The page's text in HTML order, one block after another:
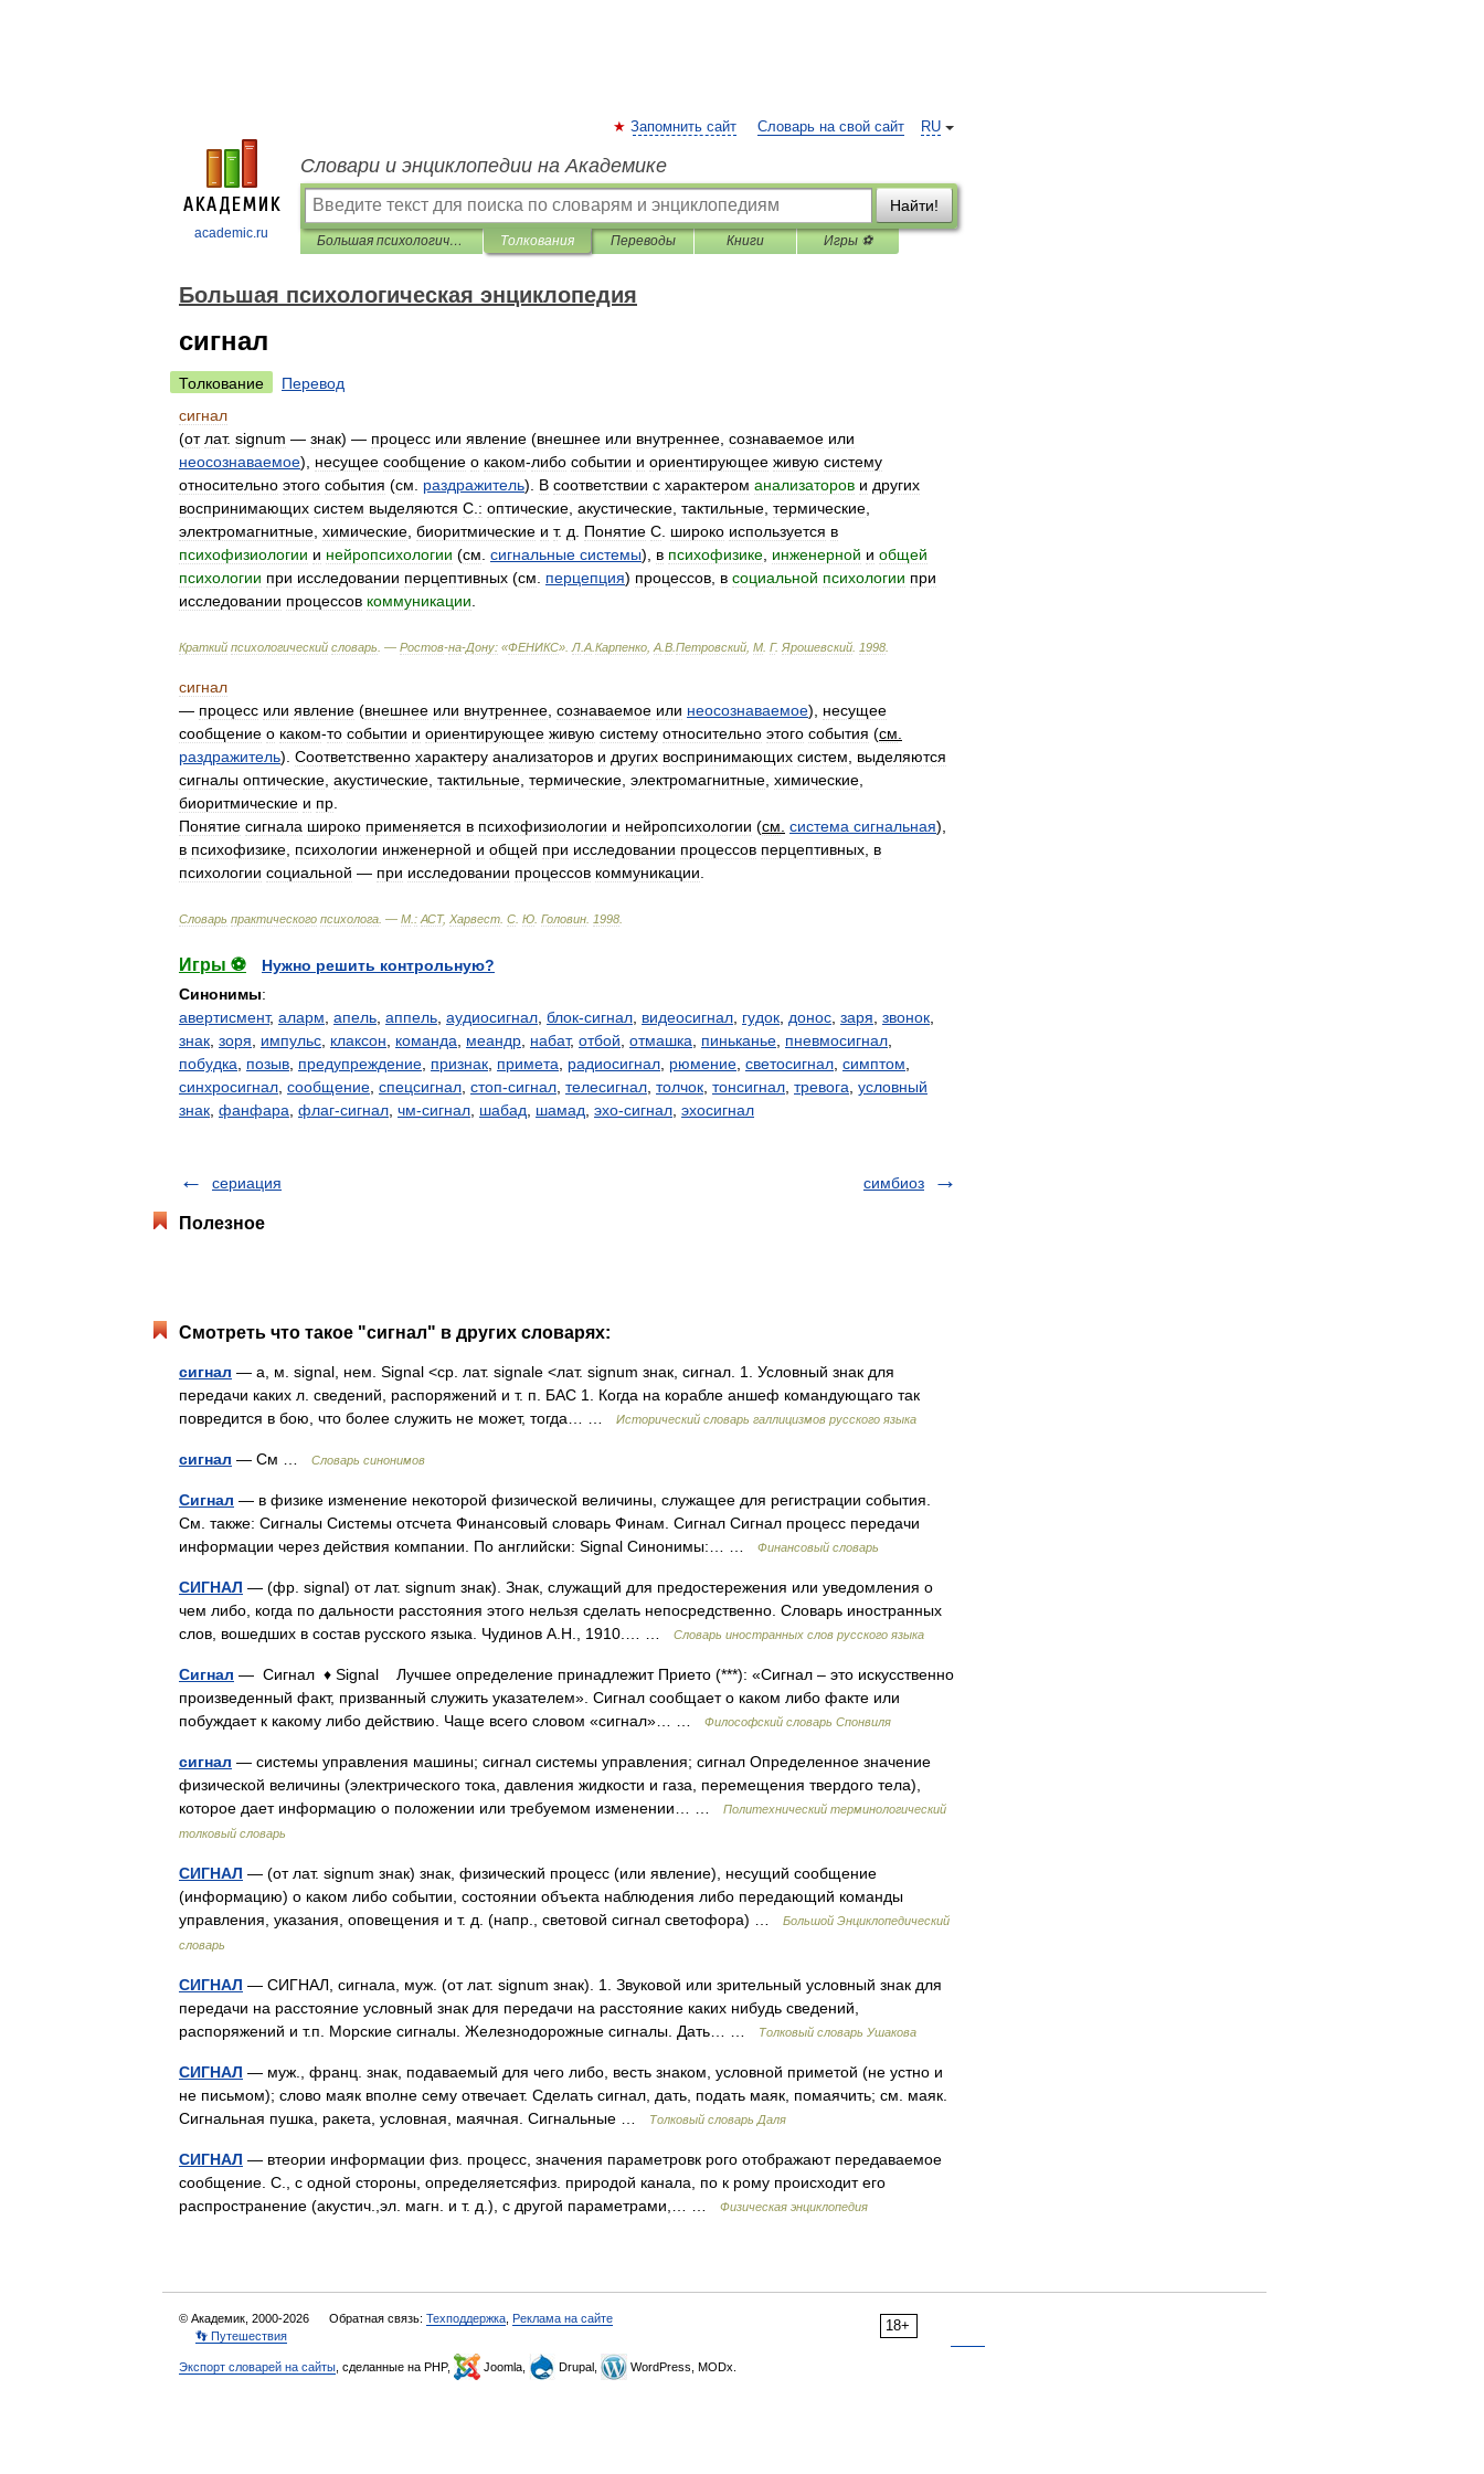
academic.ru
RU
Запомнить сайт Словарь на свой сайт
Словари и энциклопедии на Академике
Найти!
Большая психологическая энциклопедия Толкования Переводы Книги Игры ⚽
Большая психологическая энциклопедия
сигнал
Толкование
Перевод
сигнал
(от лат. signum — знак) — процесс или явление (внешнее или внутреннее сознаваемое или
неосознаваемое), несущее сообщение о каком-либо событии и ориентирующее живую систему
относительно этого события (см раздражитель). В соответствии с характером анализаторов и других
воспринимающих систем выделяются С : оптические акустические тактильные термические
электромагнитные химические биоритмические и т. д Понятие С широко используется в
психофизиологии и нейропсихологии (см сигнальные системы), в психофизике инженерной и общей
психологии при исследовании перцептивных (см перцепция) процессов в социальной психологии при
исследовании процессов коммуникации
Краткий психологический словарь . — Ростов-на-Дону: «ФЕНИКС» Л А Карпенко А В Петровский М Г. Ярошевский 1998
сигнал
— процесс или явление (внешнее или внутреннее сознаваемое или неосознаваемое), несущее
сообщение о каком-то событии и ориентирующее живую систему относительно этого события (см
раздражитель). Соответственно характеру анализаторов и других воспринимающих систем
выделяются
сигналы оптические акустические тактильные термические электромагнитные химические
биоритмические и пр
Понятие сигнала широко применяется в психофизиологии и нейропсихологии (см система сигнальная),
в психофизике психологии инженерной и общей при исследовании процессов перцептивных в
психологии социальной — при исследовании процессов коммуникации
Словарь практического психолога . — М : АСТ, Харвест С Ю Головин 1998
Игры ⚽
Нужно решить контрольную?
Синонимы:
авертисмент, аларм апель аппель аудиосигнал блок-сигнал видеосигнал гудок донос заря звонок
знак зоря импульс клаксон команда меандр набат, отбой отмашка пиньканье пневмосигнал
побудка
позыв предупреждение признак примета радиосигнал рюмение светосигнал симптом
синхросигнал сообщение спецсигнал стоп-сигнал телесигнал толчок тонсигнал тревога условный
знак фанфара флаг-сигнал чм-сигнал шабад шамад эхо-сигнал эхосигнал
сериация симбиоз
Полезное
Смотреть что такое "сигнал" в других словарях:
сигнал — а, м. signal, нем. Signal <ср. лат. signale <лат. signum знак, сигнал. 1. Условный знак для
передачи каких л. сведений, распоряжений и т. п. БАС 1. Когда на корабле аншеф командующаго так
повредится в бою, что более служить не может, тогда… …
Исторический словарь галлицизмов русского языка
сигнал — См … Словарь синонимов
Сигнал — в физике изменение некоторой физической величины, служащее для регистрации события.
См. также: Сигналы Системы отсчета Финансовый словарь Финам. Сигнал Сигнал процесс передачи
информации через действия компании. По английски: Signal Синонимы:… …
Финансовый словарь
СИГНАЛ — (фр. signal) от лат. signum знак). Знак, служащий для предостережения или уведомления о
чем либо, когда по дальности расстояния этого нельзя сделать непосредственно. Словарь иностранных
слов, вошедших в состав русского языка. Чудинов А.Н., 1910.… …
Словарь иностранных слов русского языка
Сигнал — Сигнал ♦ Signal Лучшее определение принадлежит Прието (***): «Сигнал – это искусственно
произведенный факт, призванный служить указателем». Сигнал сообщает о каком либо факте или
побуждает к какому либо действию. Чаще всего словом «сигнал»… …
Философский словарь Спонвиля
сигнал — системы управления машины; сигнал системы управления; сигнал Определенное значение
физической величины (электрического тока, давления жидкости и газа, перемещения твердого тела),
которое дает информацию о положении или требуемом изменении… …
Политехнический терминологический
толковый словарь
СИГНАЛ — (от лат. signum знак) знак, физический процесс (или явление), несущий сообщение
(информацию) о каком либо событии, состоянии объекта наблюдения либо передающий команды
управления, указания, оповещения и т. д. (напр., световой сигнал светофора) …
Большой Энциклопедический
словарь
СИГНАЛ — СИГНАЛ, сигнала, муж. (от лат. signum знак). 1. Звуковой или зрительный условный знак для
передачи на расстояние условный знак для передачи на расстояние каких нибудь сведений,
распоряжений и т.п. Морские сигналы. Железнодорожные сигналы. Дать… …
Толковый словарь Ушакова
СИГНАЛ — муж., франц. знак, подаваемый для чего либо, весть знаком, условной приметой (не устно и
не письмом); слово маяк вполне сему отвечает. Сделать сигнал, дать, подать маяк, помаячить; см. маяк.
Сигнальная пушка, ракета, условная, маячная. Сигнальные …
Толковый словарь Даля
СИГНАЛ — втеории информации физ. процесс, значения параметровк рого отображают передаваемое
сообщение. С., с одной стороны, определяетсяфиз. природой канала, по к рому происходит его
распространение (акустич.,эл. магн. и т. д.), с другой параметрами,… …
Физическая энциклопедия
18+
© Академик, 2000-2026 Обратная связь: Техподдержка Реклама на сайте
👣 Путешествия
Экспорт словарей на сайты , сделанные на PHP, Joomla, Drupal, WordPress, MODx.